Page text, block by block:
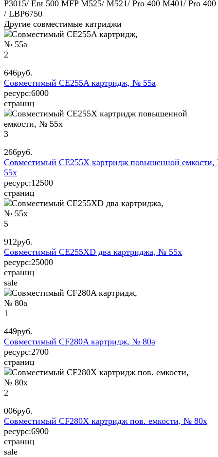
P3015/ Ent 500 MFP M525/ M521/ Pro 400 M401/ Pro
/ LBP6750
Другие совместимые катриджи
2
646руб.
Совместимый CE255A картридж, № 55a
ресурс:6000
страниц
3
266руб.
Совместимый CE255X картридж повышенной
55x
ресурс:12500
страниц
5
912руб.
Совместимый CE255XD два картриджа, № 55x
ресурс:25000
страниц
sale
1
449руб.
Совместимый CF280A картридж, № 80a
ресурс:2700
страниц
2
006руб.
Совместимый CF280X картридж пов. емкости, № 80x
ресурс:6900
страниц
sale